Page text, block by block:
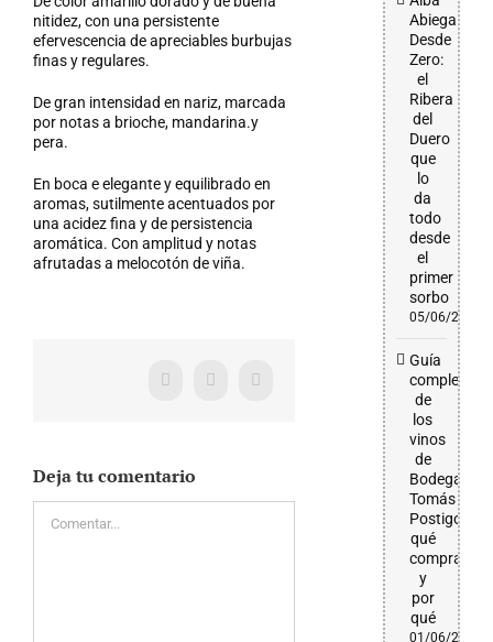
nitidez, con una persistente
efervescencia de apreciables burbujas
finas y regulares.
De gran intensidad en nariz, marcada
por notas a brioche, mandarina.y
pera.
En boca e elegante y equilibrado en
aromas, sutilmente acentuados por
una acidez fina y de persistencia
aromática. Con amplitud y notas
afrutadas a melocotón de viña.
Facebook
X WhatsApp
Deja tu comentario
Abiega
Desde
Zero:
el
Ribera
del
Duero
que
lo
da
todo
desde
el
primer
sorbo
05/06/2026
Guía
completa
de
los
vinos
de
Bodega
Tomás
Postigo:
qué
comprar
y
por
qué
01/06/2026